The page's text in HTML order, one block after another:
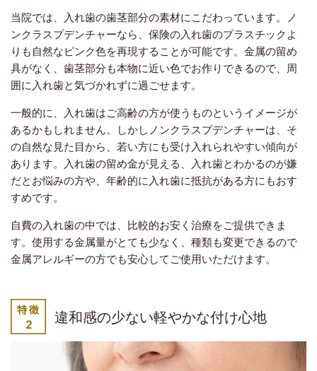
当院では、入れ歯の歯茎部分の素材にこだわっています。ノ
ンクラスプデンチャーなら、保険の入れ歯のプラスチックよ
りも自然なピンク色を再現することが可能です。金属の留め
具がなく、歯茎部分も本物に近い色でお作りできるので、周
囲に入れ歯と気づかれずに過ごせます。
一般的に、入れ歯はご高齢の方が使うものというイメージが
あるかもしれません。しかしノンクラスプデンチャーは、そ
の自然な見た目から、若い方にも受け入れられやすい傾向が
あります。入れ歯の留め金が見える、入れ歯とわかるのが嫌
だとお悩みの方や、年齢的に入れ歯に抵抗がある方にもおす
すめです。
自費の入れ歯の中では、比較的お安く治療をご提供できま
す。使用する金属量がとても少なく、種類も変更できるので
金属アレルギーの方でも安心してご使用いただけます。
違和感の少ない軽やかな付け心地